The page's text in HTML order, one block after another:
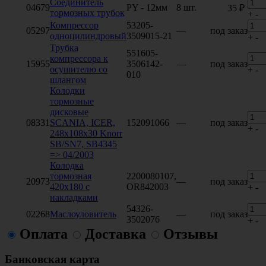
04679
тормозных трубок
PY - 12мм 8 шт. 35 ₽
+ -
05297
Компрессор
одноцилиндровый
53205-
3509015-21
— под заказ
+ -
15955
Трубка
компрессора к
осушителю со
шлангом
551605-
3506142-
010
— под заказ
+ -
08331
Колодки
тормозные
дисковые
SCANIA, ICER,
248x108x30 Knorr
SB/SN7, SB4345
=> 04/2003
152091066 — под заказ
+ -
20973
Колодка
тормозная
420х180 с
накладками
2200080107,
OR842003
— под заказ
+ -
02268Маслоуловитель
54326-
3502076
— под заказ
+ -
Оплата Доставка Отзывы
Банковская карта